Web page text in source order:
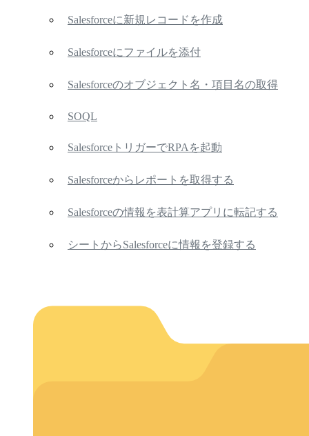
Salesforceに新規レコードを作成
Salesforceにファイルを添付
Salesforceのオブジェクト名・項目名の取得
SOQL
SalesforceトリガーでRPAを起動
Salesforceからレポートを取得する
Salesforceの情報を表計算アプリに転記する
シートからSalesforceに情報を登録する